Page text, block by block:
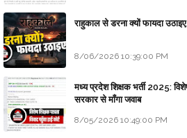
राहुकाल से डरना क्यों फायदा
8/06/2026 10:39:00 PM
मध्य प्रदेश शिक्षक भर्ती 2025: विशेष
सरकार से माँगा जवाब
8/05/2026 10:49:00 PM